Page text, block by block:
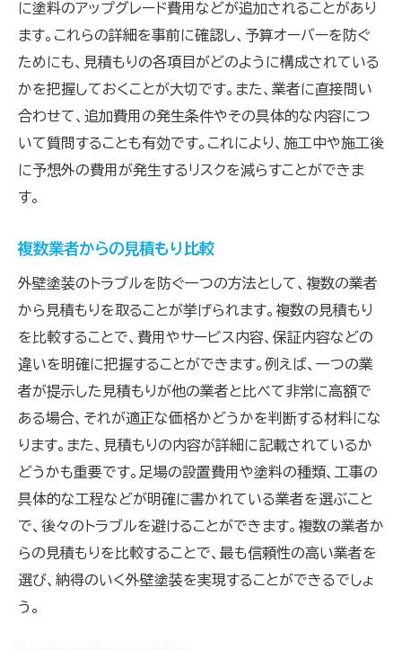
に塗料のアップグレード費用などが追加されることがあり
ます。これらの詳細を事前に確認し、予算オーバーを防ぐ
ためにも、見積もりの各項目がどのように構成されている
かを把握しておくことが大切です。また、業者に直接問い
合わせて、追加費用の発生条件やその具体的な内容につ
いて質問することも有効です。これにより、施工中や施工後
に予想外の費用が発生するリスクを減らすことができま
す。
複数業者からの見積もり比較
外壁塗装のトラブルを防ぐ一つの方法として、複数の業者
から見積もりを取ることが挙げられます。複数の見積もり
を比較することで、費用やサービス内容、保証内容などの
違いを明確に把握することができます。例えば、一つの業
者が提示した見積もりが他の業者と比べて非常に高額で
ある場合、それが適正な価格かどうかを判断する材料にな
ります。また、見積もりの内容が詳細に記載されているか
どうかも重要です。足場の設置費用や塗料の種類、工事の
具体的な工程などが明確に書かれている業者を選ぶこと
で、後々のトラブルを避けることができます。複数の業者か
らの見積もりを比較することで、最も信頼性の高い業者を
選び、納得のいく外壁塗装を実現することができるでしょ
う。